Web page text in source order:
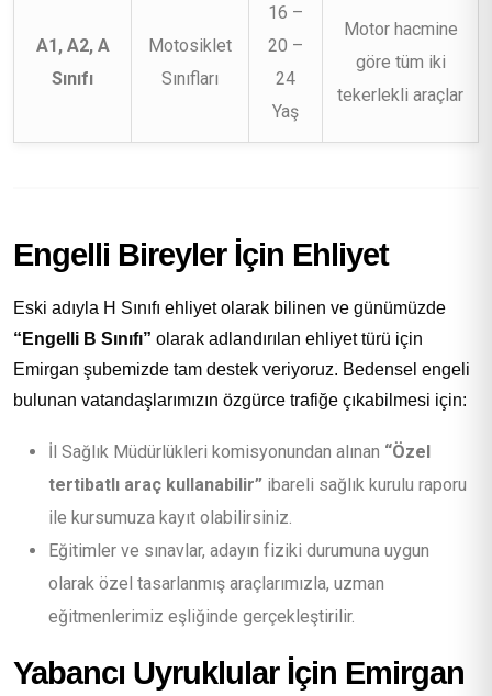
A1, A2, A
Sınıfı
Motosiklet
Sınıfları
16 –
20 –
24
Yaş
Motor hacmine
göre tüm iki
tekerlekli araçlar
Engelli Bireyler İçin Ehliyet
Eski adıyla H Sınıfı ehliyet olarak bilinen ve günümüzde
“Engelli B Sınıfı” olarak adlandırılan ehliyet türü için
Emirgan şubemizde tam destek veriyoruz. Bedensel engeli
bulunan vatandaşlarımızın özgürce trafiğe çıkabilmesi için:
İl Sağlık Müdürlükleri komisyonundan alınan “Özel
tertibatlı araç kullanabilir” ibareli sağlık kurulu raporu
ile kursumuza kayıt olabilirsiniz.
Eğitimler ve sınavlar, adayın fiziki durumuna uygun
olarak özel tasarlanmış araçlarımızla, uzman
eğitmenlerimiz eşliğinde gerçekleştirilir.
Yabancı Uyruklular İçin Emirgan